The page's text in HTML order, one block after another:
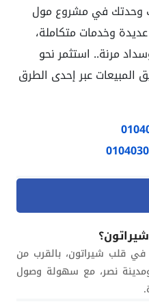
وحدتك في مشروع مول
وخدمات متكاملة،
مرنة.. استثمر نحو
المبيعات عبر إحدى الطرق
قلب شيراتون، بالقرب من
نصر، مع سهولة وصول